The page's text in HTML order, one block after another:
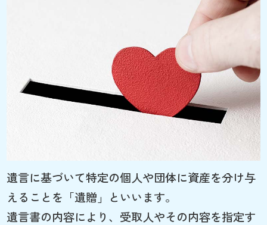
遺言に基づいて特定の個人や団体に資産を分け与
えることを「遺贈」といいます。
遺言書の内容により、受取人やその内容を指定す